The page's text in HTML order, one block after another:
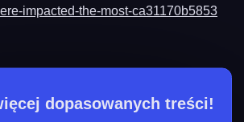
impacted-the-most-ca31170b5853
dopasowanych treści!